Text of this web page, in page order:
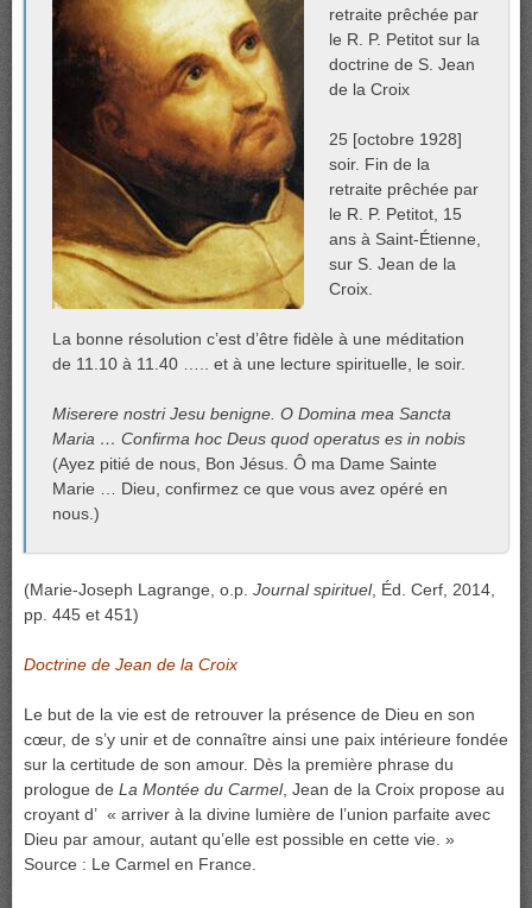
retraite prêchée par
le R. P. Petitot sur la
doctrine de S. Jean
de la Croix
25 [octobre 1928]
soir. Fin de la
retraite prêchée par
le R. P. Petitot, 15
ans à Saint-Étienne,
sur S. Jean de la
Croix.
La bonne résolution c’est d’être fidèle à une méditation
de 11.10 à 11.40 ….. et à une lecture spirituelle, le soir.
Miserere nostri Jesu benigne. O Domina mea Sancta
Maria … Confirma hoc Deus quod operatus es in nobis
(Ayez pitié de nous, Bon Jésus. Ô ma Dame Sainte
Marie … Dieu, confirmez ce que vous avez opéré en
nous.)
(Marie-Joseph Lagrange, o.p. Journal spirituel, Éd. Cerf, 2014,
pp. 445 et 451)
Doctrine de Jean de la Croix
Le but de la vie est de retrouver la présence de Dieu en son
cœur, de s’y unir et de connaître ainsi une paix intérieure fondée
sur la certitude de son amour. Dès la première phrase du
prologue de La Montée du Carmel, Jean de la Croix propose au
croyant d’ « arriver à la divine lumière de l’union parfaite avec
Dieu par amour, autant qu’elle est possible en cette vie. »
Source : Le Carmel en France.